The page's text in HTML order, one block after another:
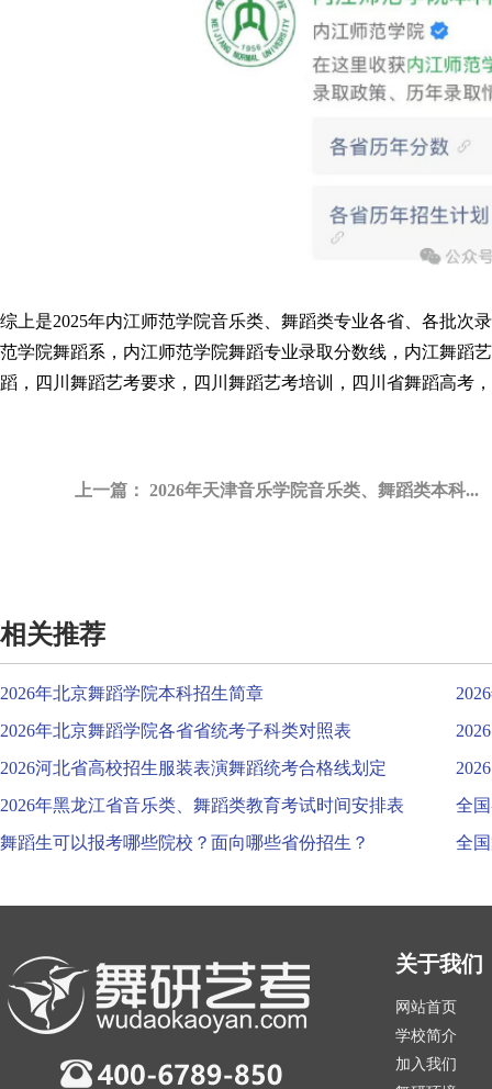
综上是2025年内江师范学院音乐类、舞蹈类专业各省、各批次
范学院舞蹈系，内江师范学院舞蹈专业录取分数线，内江舞蹈
蹈 ，四川 舞蹈艺考要求 ， 四川舞蹈艺考培训 ，四川省舞蹈高考
上一篇： 2026年天津音乐学院音乐类、舞蹈类本科...
相关推荐
2026年北京舞蹈学院本科招生简章
2026年北京舞蹈学院各省省统考子科类对照表
2026河北省高校招生服装表演舞蹈统考合格线划定
2026年黑龙江省音乐类、舞蹈类教育考试时间安排表
舞蹈生可以报考哪些院校？面向哪些省份招生？
全
全
关于我们
网站首页
学校简介
加入我们